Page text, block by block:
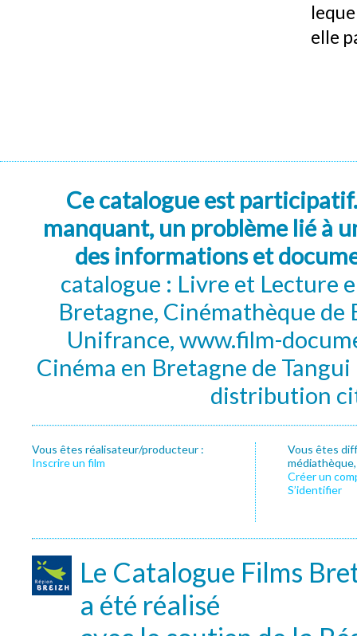
elle
Ce catalogue est
manquant, un problème lié à
des informations et
catalogue : Livre et Lecture
Bretagne, Cinémathèque de
Unifrance, www.film-
Cinéma en Bretagne de
distribution
Vous êtes réalisateur/producteur :
Inscrire un film
Vous êtes
Créer un
S’identifier
Le Catalogue Films
a été réalisé